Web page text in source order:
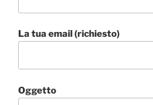
La tua email (richiesto)
Oggetto